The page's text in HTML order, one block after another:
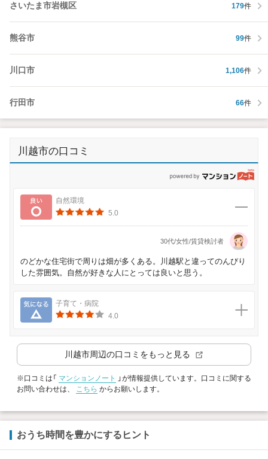
さいたま市岩槻区 179件
熊谷市 99件
川口市 1,106件
行田市 66件
川越市の口コミ
良い
自然環境
5.0
30代/女性/賃貸検討者
のどかな住宅街で周りは畑が多くある。川越駅と違ってのんびり
した雰囲気。自然が好きな人にとっては良いと思う。
気になる
子育て・病院
4.0
川越市周辺の口コミをもっと見る
※口コミは「 マンションノート
」が情報提供しています。口コミに関する
お問い合わせは、 こちら からお願いします。
おうち時間を豊かにするヒント